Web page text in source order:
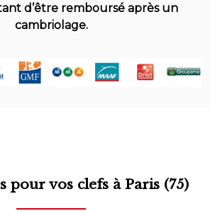
d’être remboursé après un
cambriolage.
pour vos clefs à Paris (75)